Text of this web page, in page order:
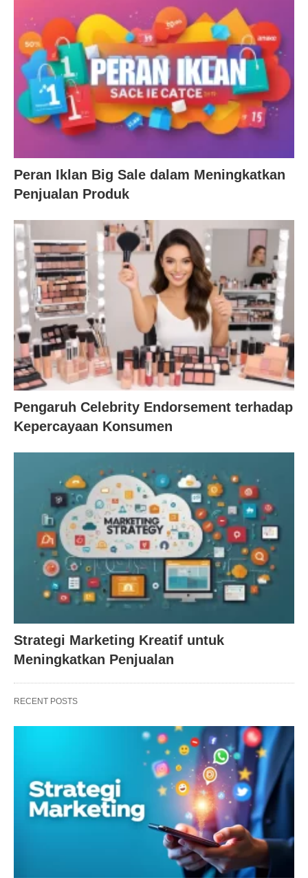
Peran Iklan Big Sale dalam Meningkatkan
Penjualan Produk
Pengaruh Celebrity Endorsement terhadap
Kepercayaan Konsumen
Strategi Marketing Kreatif untuk
Meningkatkan Penjualan
RECENT POSTS